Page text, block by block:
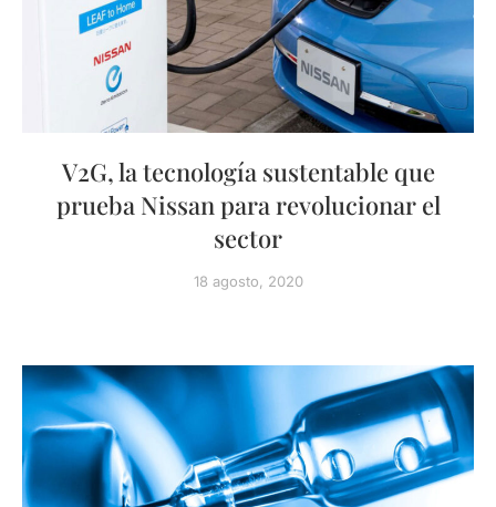
V2G, la tecnología sustentable que
prueba Nissan para revolucionar el
sector
18 agosto, 2020